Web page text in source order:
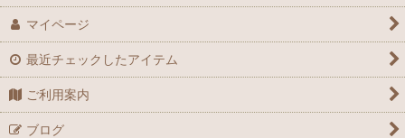
マイページ
最近チェックしたアイテム
ご利用案内
ブログ